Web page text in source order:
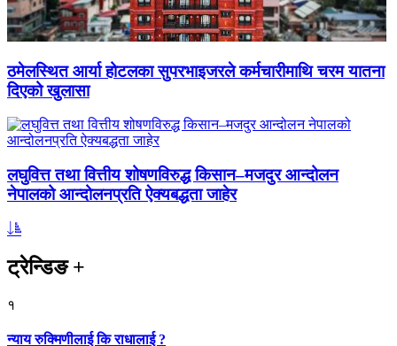
ठमेलस्थित आर्या होटलका सुपरभाइजरले कर्मचारीमाथि चरम यातना
दिएको खुलासा
लघुवित्त तथा वित्तीय शोषणविरुद्ध किसान–मजदुर आन्दोलन
नेपालको आन्दोलनप्रति ऐक्यबद्धता जाहेर
ट्रेन्डिङ+
१
न्याय रुक्मिणीलाई कि राधालाई ?